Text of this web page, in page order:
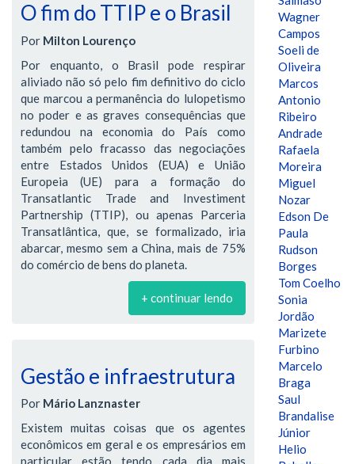
O fim do TTIP e o Brasil
Por Milton Lourenço
Por enquanto, o Brasil pode respirar
aliviado não só pelo fim definitivo do ciclo
que marcou a permanência do lulopetismo
no poder e as graves consequências que
redundou na economia do País como
também pelo fracasso das negociações
entre Estados Unidos (EUA) e União
Europeia (UE) para a formação do
Transatlantic Trade and Investiment
Partnership (TTIP), ou apenas Parceria
Transatlântica, que, se formalizado, iria
abarcar, mesmo sem a China, mais de 75%
do comércio de bens do planeta.
+ continuar lendo
Gestão e infraestrutura
Por Mário Lanznaster
Existem muitas coisas que os agentes
econômicos em geral e os empresários em
particular estão tendo cada dia mais
Wagner
Campos
Soeli de
Oliveira
Marcos
Antonio
Ribeiro
Andrade
Rafaela
Moreira
Miguel
Nozar
Edson De
Paula
Rudson
Borges
Tom Coelho
Sonia
Jordão
Marizete
Furbino
Marcelo
Braga
Saul
Brandalise
Júnior
Helio